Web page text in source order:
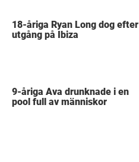
18-åriga Ryan Long dog efter
utgång på Ibiza
9-åriga Ava drunknade i en
pool full av människor